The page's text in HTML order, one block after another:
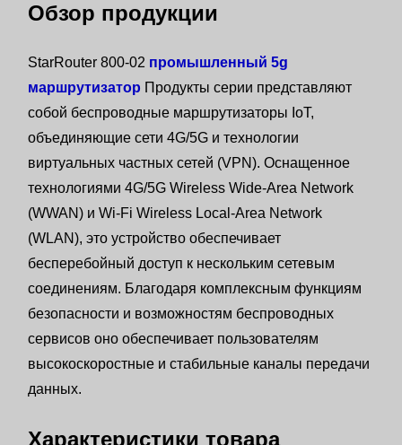
Обзор продукции
StarRouter 800-02 промышленный 5g
маршрутизатор Продукты серии представляют
собой беспроводные маршрутизаторы IoT,
объединяющие сети 4G/5G и технологии
виртуальных частных сетей (VPN). Оснащенное
технологиями 4G/5G Wireless Wide-Area Network
(WWAN) и Wi-Fi Wireless Local-Area Network
(WLAN), это устройство обеспечивает
бесперебойный доступ к нескольким сетевым
соединениям. Благодаря комплексным функциям
безопасности и возможностям беспроводных
сервисов оно обеспечивает пользователям
высокоскоростные и стабильные каналы передачи
данных.
Характеристики товара